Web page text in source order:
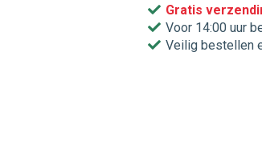
Gratis
Voor 14:00 uur
Veilig bestellen